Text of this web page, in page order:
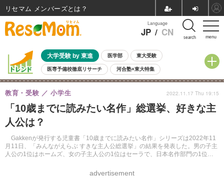
menu
Language
JP / CN search
大学受験 by 東進 医学部 東大受験
医専予備校徹底リサーチ 河合塾×東大特集
親子で考える大学選び 高校受験 中学受験 小学校受験
共通テスト 夏休み
8月開催イベント・WS 全国公立高校 過去問 人気記事
自由研究教材（小学生向け）
「10歳までに読みたい名作」総選挙、好きな主
人公は？
Gakkenが発行する児童書「10歳までに読みたい名作」シリーズは2022年11
月11日、「みんながえらぶ すきな主人公総選挙」の結果を発表した。男の子主
人公の1位はホームズ、女の子主人公の1位はセーラで、日本名作部門の1位は
教育・受験 小学生
advertisement
2022.11.17 Thu 19:15
リセマム メンバーズ